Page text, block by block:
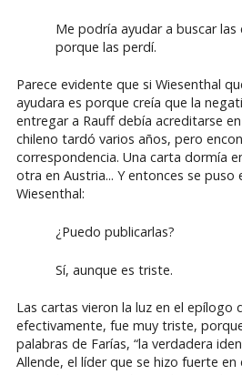
Me podría ayudar a buscar las
porque las perdí.
Parece evidente que si Wiesenthal
ayudara es porque creía que la
entregar a Rauff debía acreditarse
chileno tardó varios años, pero
correspondencia. Una carta dormía
otra en Austria... Y entonces se
Wiesenthal:
¿Puedo publicarlas?
Sí, aunque es triste.
Las cartas vieron la luz en el epílogo
efectivamente, fue muy triste,
palabras de Farías, “la verdadera
Allende, el líder que se hizo fuerte en